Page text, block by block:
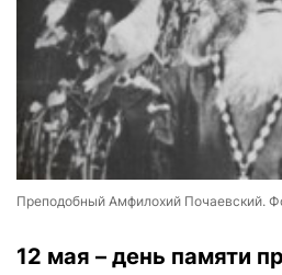
Преподобный Амфилохий Почаевский.
12 мая – день памяти